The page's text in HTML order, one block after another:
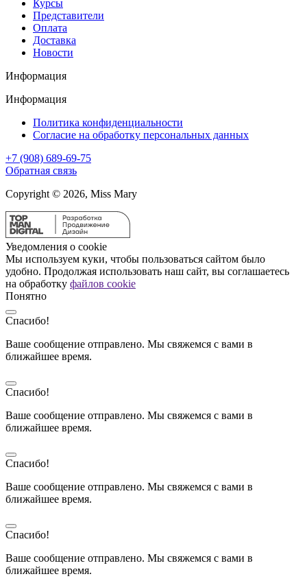
Курсы
Представители
Оплата
Доставка
Новости
Информация
Информация
Политика конфиденциальности
Согласие на обработку персональных данных
+7 (908) 689-69-75
Обратная связь
Copyright © 2026, Miss Mary
Уведомления о cookie
Мы используем куки, чтобы пользоваться сайтом было
удобно. Продолжая использовать наш сайт, вы соглашаетесь
на обработку файлов cookie
Понятно
Спасибо!
Ваше сообщение отправлено. Мы свяжемся с вами в
ближайшее время.
Спасибо!
Ваше сообщение отправлено. Мы свяжемся с вами в
ближайшее время.
Спасибо!
Ваше сообщение отправлено. Мы свяжемся с вами в
ближайшее время.
Спасибо!
Ваше сообщение отправлено. Мы свяжемся с вами в
ближайшее время.